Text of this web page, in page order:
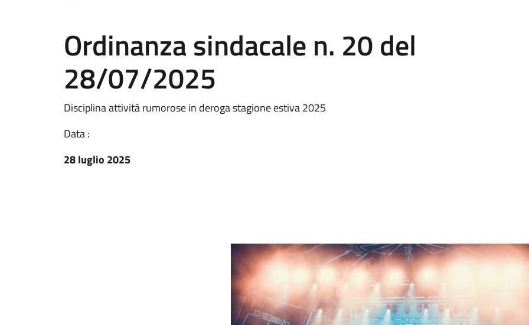
Ordinanza sindacale n. 20 del
28/07/2025
Disciplina attività rumorose in deroga stagione estiva 2025
Data :
28 luglio 2025